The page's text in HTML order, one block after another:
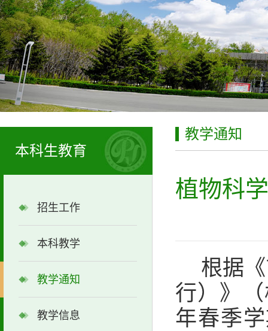
本科生教育
招生工作
本科教学
教学通知
教学信息
教学通知
植物科
根据
行）》
年春季